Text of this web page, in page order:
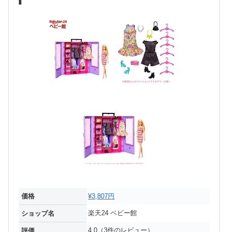
価格 ¥3,807円
ショップ名 楽天24 ベビー館
4.0（3件のレビュー）